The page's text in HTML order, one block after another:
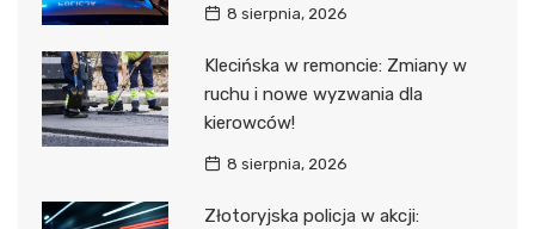
8 sierpnia, 2026
Klecińska w remoncie: Zmiany w
ruchu i nowe wyzwania dla
kierowców!
8 sierpnia, 2026
Złotoryjska policja w akcji: